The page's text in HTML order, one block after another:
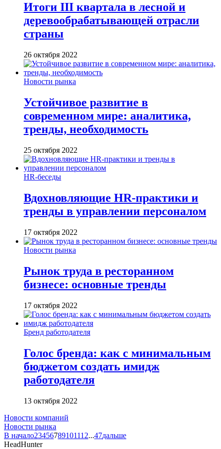
Итоги III квартала в лесной и
деревообрабатывающей отрасли
страны
26 октября 2022
Новости рынка
Устойчивое развитие в
современном мире: аналитика,
тренды, необходимость
25 октября 2022
HR-беседы
Вдохновляющие HR-практики и
тренды в управлении персоналом
17 октября 2022
Новости рынка
Рынок труда в ресторанном
бизнесе: основные тренды
17 октября 2022
Бренд работодателя
Голос бренда: как с минимальным
бюджетом создать имидж
работодателя
13 октября 2022
Новости компаний
Новости рынка
В начало23456789101112...47дальше
HeadHunter